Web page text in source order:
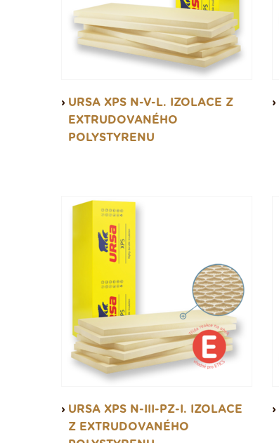
URSA XPS N-V-L. IZOLACE Z
EXTRUDOVANÉHO
POLYSTYRENU
URSA XPS N-III-PZ-I. IZOLACE
Z EXTRUDOVANÉHO